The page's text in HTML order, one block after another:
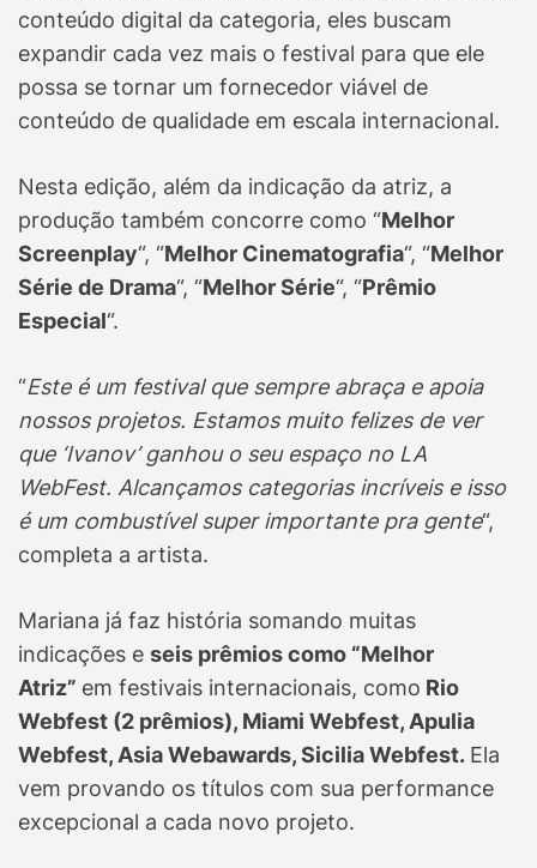
conteúdo digital da categoria, eles buscam
expandir cada vez mais o festival para que ele
possa se tornar um fornecedor viável de
conteúdo de qualidade em escala internacional.
Nesta edição, além da indicação da atriz, a
produção também concorre como “Melhor
Screenplay“, “Melhor Cinematografia“, “Melhor
Série de Drama“, “Melhor Série“, “Prêmio
Especial“.
“Este é um festival que sempre abraça e apoia
nossos projetos. Estamos muito felizes de ver
que ‘Ivanov’ ganhou o seu espaço no LA
WebFest. Alcançamos categorias incríveis e isso
é um combustível super importante pra gente“,
completa a artista.
Mariana já faz história somando muitas
indicações e seis prêmios como “Melhor
Atriz” em festivais internacionais, como Rio
Webfest (2 prêmios), Miami Webfest, Apulia
Webfest, Asia Webawards, Sicilia Webfest. Ela
vem provando os títulos com sua performance
excepcional a cada novo projeto.